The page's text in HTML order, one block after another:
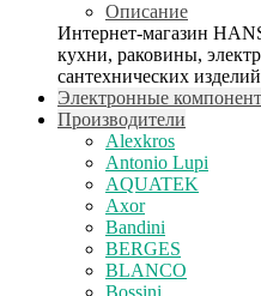
Описание
Интернет-магазин
кухни, раковины,
сантехнических
Электронные
Производители
Alexkros
Antonio Lupi
AQUATEK
Axor
Bandini
BERGES
BLANCO
Bossini